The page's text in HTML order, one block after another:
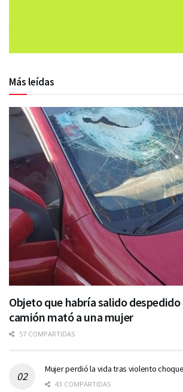
Más leídas
Objeto que habría salido despedido
camión mató a una mujer
57 COMPARTIDAS
Mujer perdió la vida tras violento
43 COMPARTIDAS